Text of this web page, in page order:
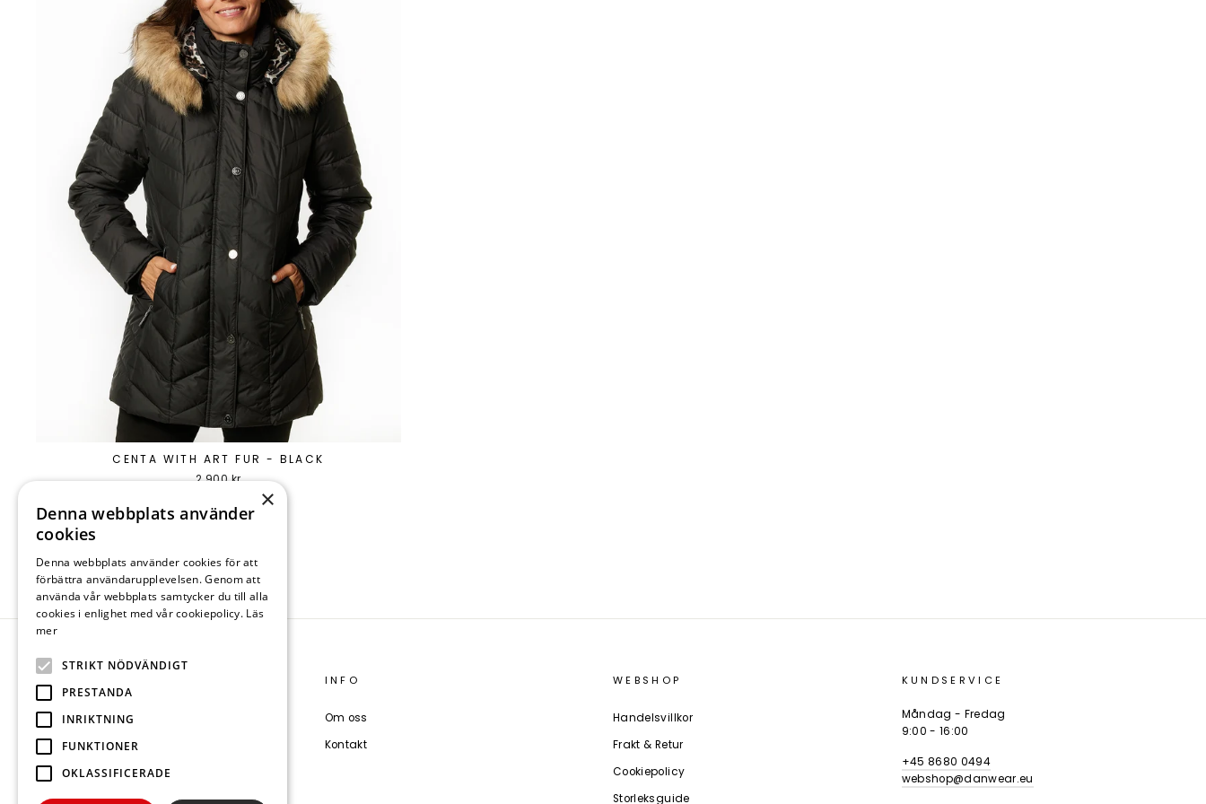
CENTA WITH ART FUR - BLACK
2 900 kr
Black
Poul Larsensvej 8B
8600 Silkeborg
Cvr: 28984855
INFO
Om oss
Kontakt
WEBSHOP
Handelsvillkor
Frakt & Retur
Cookiepolicy
Storleksguide
KUNDSERVICE
Måndag - Fredag
9:00 - 16:00
+45 8680 0494
webshop@danwear.eu
×
Denna webbplats använder
cookies
Denna webbplats använder cookies för att
förbättra användarupplevelsen. Genom att
använda vår webbplats samtycker du till alla
cookies i enlighet med vår cookiepolicy. Läs
mer
STRIKT NÖDVÄNDIGT
PRESTANDA
INRIKTNING
FUNKTIONER
OKLASSIFICERADE